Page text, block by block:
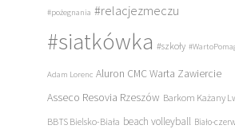
#pożegnania #relacjezmeczu
#siatkówka #szkoły
Adam Lorenc Aluron CMC Warta Zawiercie
Asseco Resovia Rzeszów Barkom Każany
BBTS Bielsko-Biała beach volleyball Biało-